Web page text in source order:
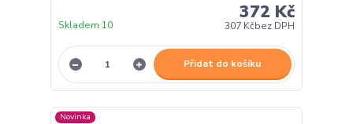
372 Kč
307 Kčbez DPH
Skladem 10
Přidat do košíku
Novinka